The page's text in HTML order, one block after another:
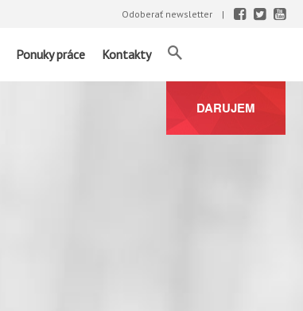
Odoberať newsletter
Ponuky práce Kontakty
DARUJEM